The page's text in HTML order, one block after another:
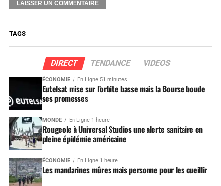
TAGS
DIRECT TENDANCE VIDEOS
ÉCONOMIE En Ligne 51 minutes
Eutelsat mise sur l’orbite basse mais la Bourse boude
ses promesses
MONDE En Ligne 1 heure
Rougeole à Universal Studios une alerte sanitaire en
pleine épidémie américaine
ÉCONOMIE En Ligne 1 heure
Les mandarines mûres mais personne pour les cueillir